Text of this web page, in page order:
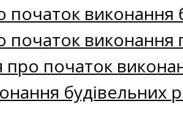
початок виконання
початок виконання
початок
будівельних